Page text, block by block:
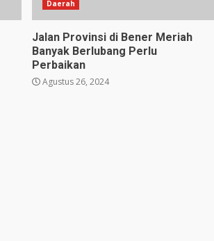
Daerah
Jalan Provinsi di Bener Meriah
Banyak Berlubang Perlu
Perbaikan
Agustus 26, 2024